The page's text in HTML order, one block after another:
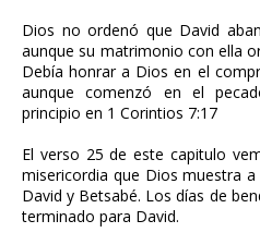
Dios no ordenó que David
aunque su matrimonio con ella
Debía honrar a Dios en el
aunque comenzó en el
principio en 1 Corintios 7:17
El verso 25 de este capitulo
misericordia que Dios muestra
David y Betsabé. Los días de
terminado para David.